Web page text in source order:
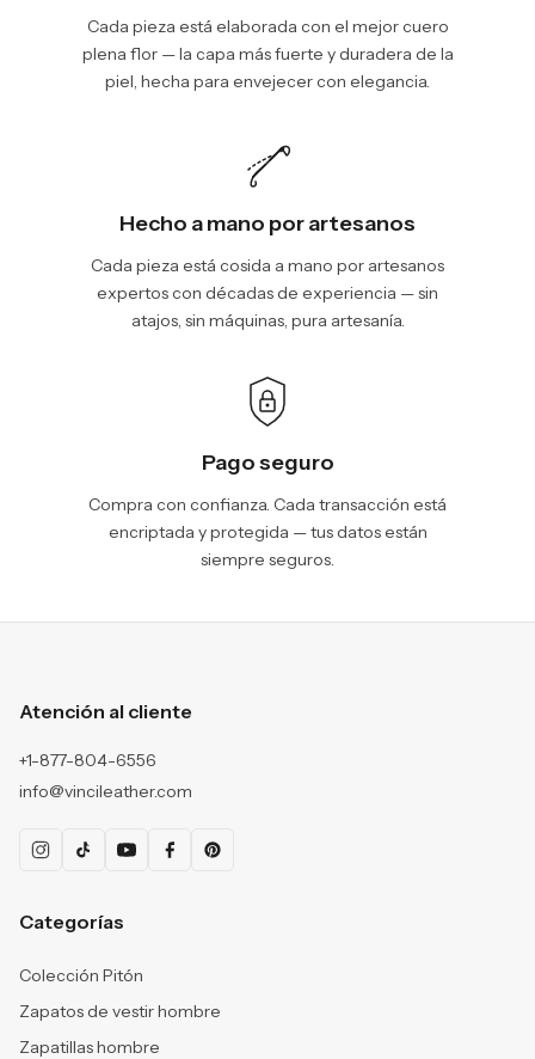
Cada pieza está elaborada con el mejor cuero
plena flor — la capa más fuerte y duradera de la
piel, hecha para envejecer con elegancia.
Hecho a mano por artesanos
Cada pieza está cosida a mano por artesanos
expertos con décadas de experiencia — sin
atajos, sin máquinas, pura artesanía.
Pago seguro
Compra con confianza. Cada transacción está
encriptada y protegida — tus datos están
siempre seguros.
Atención al cliente
+1-877-804-6556
info@vincileather.com
Categorías
Colección Pitón
Zapatos de vestir hombre
Zapatillas hombre